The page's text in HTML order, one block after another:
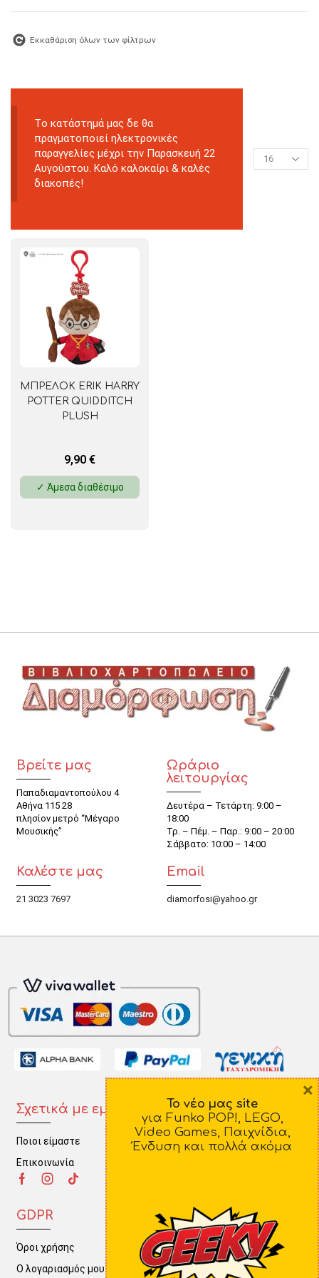
Tο κατάστημά μας δε θα
πραγματοποιεί ηλεκτρονικές
παραγγελίες μέχρι την Παρασκευή 22
Αυγούστου. Καλό καλοκαίρι & καλές
διακοπές!
ΜΠΡΕΛΟΚ ERIK HARRY
POTTER QUIDDITCH
PLUSH
9,90 €
✓ Άμεσα διαθέσιμο
Εκκαθάριση όλων των φίλτρων
Βρείτε μας
Παπαδιαμαντοπούλου 4
Αθήνα 115 28
πλησίον μετρό “Μέγαρο
Μουσικής”
Ωράριο
λειτουργίας
Δευτέρα – Τετάρτη: 9:00 –
18:00
Τρ. – Πέμ. – Παρ.: 9:00 – 20:00
Σάββατο: 10:00 – 14:00
Καλέστε μας
21 3023 7697
Email
diamorfosi@yahoo.gr
Σχετικά με εμάς
Ποιοι είμαστε
Επικοινωνία
Πληροφορίες
Τρόποι Πληρωμής
GDPR
Όροι χρήσης
Ο λογαριασμός μου
Το νέο μας site
για Funko POP!, LEGO,
Video Games, Παιχνίδια,
Ένδυση και πολλά ακόμα
×